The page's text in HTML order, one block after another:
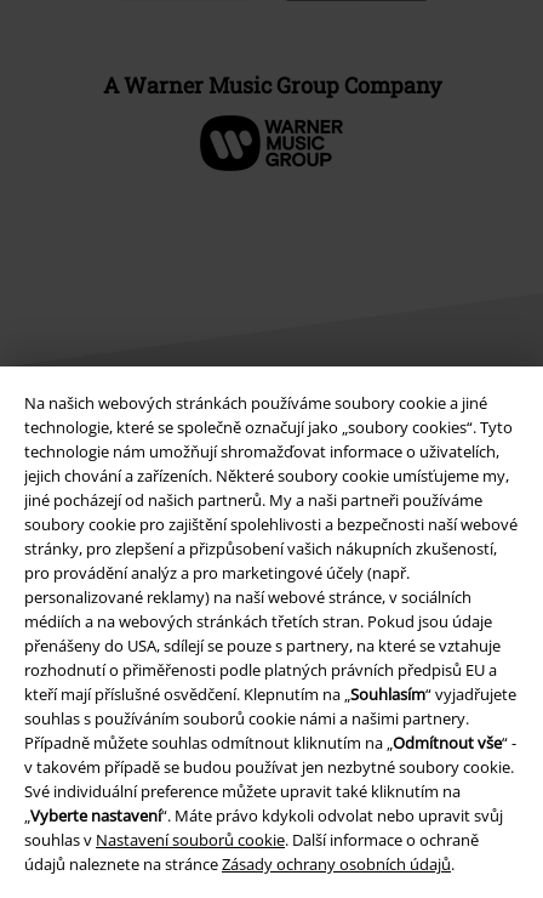
Na našich webových stránkách používáme soubory cookie a jiné
technologie, které se společně označují jako „soubory cookies“. Tyto
technologie nám umožňují shromažďovat informace o uživatelích,
jejich chování a zařízeních. Některé soubory cookie umísťujeme my,
jiné pocházejí od našich partnerů. My a naši partneři používáme
soubory cookie pro zajištění spolehlivosti a bezpečnosti naší webové
stránky, pro zlepšení a přizpůsobení vašich nákupních zkušeností,
pro provádění analýz a pro marketingové účely (např.
personalizované reklamy) na naší webové stránce, v sociálních
médiích a na webových stránkách třetích stran. Pokud jsou údaje
přenášeny do USA, sdílejí se pouze s partnery, na které se vztahuje
rozhodnutí o přiměřenosti podle platných právních předpisů EU a
kteří mají příslušné osvědčení. Klepnutím na „Souhlasím“ vyjadřujete
souhlas s používáním souborů cookie námi a našimi partnery.
Případně můžete souhlas odmítnout kliknutím na „Odmítnout vše“ -
v takovém případě se budou používat jen nezbytné soubory cookie.
Své individuální preference můžete upravit také kliknutím na
„Vyberte nastavení“. Máte právo kdykoli odvolat nebo upravit svůj
souhlas v Nastavení souborů cookie. Další informace o ochraně
údajů naleznete na stránceZásady ochrany osobních údajů.
A Warner Music Group Company
Právní informace
Podmínky
Prohlášení
Ochrana osobních údajů
Likvidace odpadu a ochrana životního prostředí
Prohlášení o shodě
Informace o přístupnosti
Nastavení souborů cookie
Odstoupení od smlouvy